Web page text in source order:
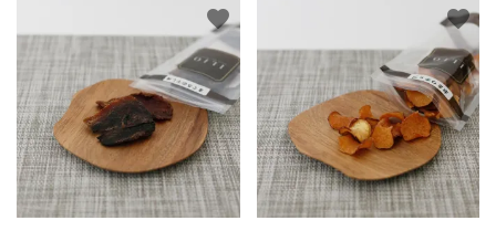
favorite favorite